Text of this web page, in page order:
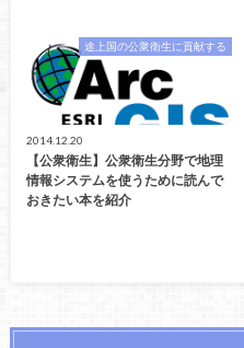
途上国の公衆衛生に貢献する
2014.12.20
【公衆衛生】公衆衛生分野で地理
情報システムを使うために読んで
おきたい本を紹介